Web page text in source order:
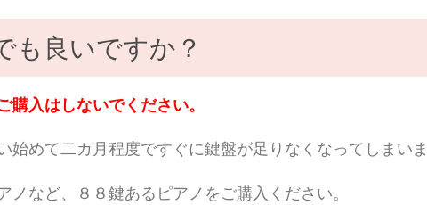
も良いですか？
入はしないでください。
めて二カ月程度ですぐに鍵盤が足りなくなってしまいま
など、８８鍵あるピアノをご購入ください。